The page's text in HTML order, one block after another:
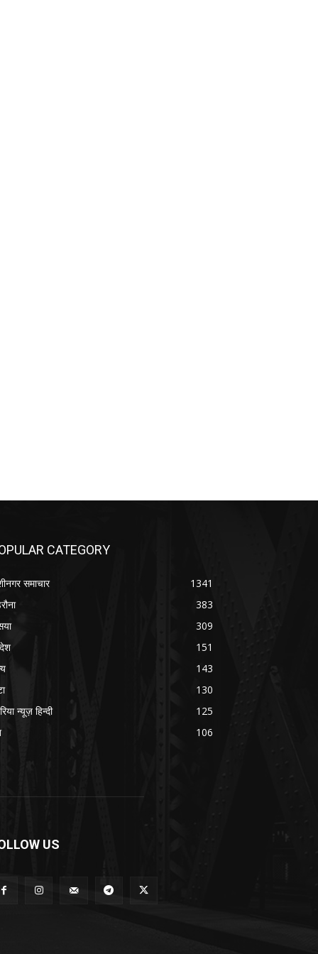
CATEGORY
समाचार
1341
383
309
151
143
130
न्यूज़ हिन्दी
125
106
US